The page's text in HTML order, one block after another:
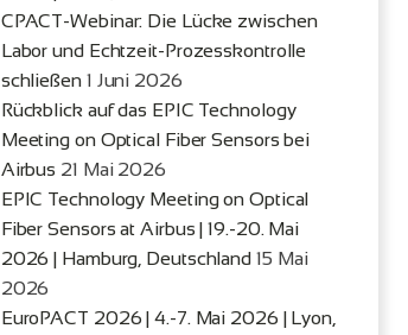
CPACT-Webinar: Die Lücke zwischen
Labor und Echtzeit-Prozesskontrolle
schließen 1 Juni 2026
Rückblick auf das EPIC Technology
Meeting on Optical Fiber Sensors bei
Airbus 21 Mai 2026
EPIC Technology Meeting on Optical
Fiber Sensors at Airbus | 19.-20. Mai
2026 | Hamburg, Deutschland 15 Mai
2026
EuroPACT 2026 | 4.-7. Mai 2026 | Lyon,